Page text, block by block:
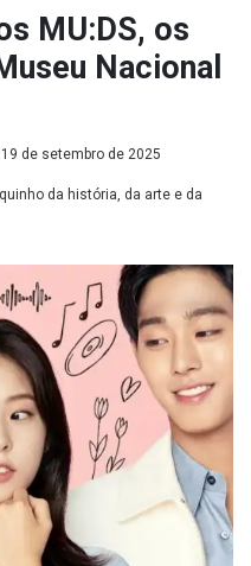
MU:DS, os
Nacional
19 de setembro de 2025
da história, da arte e da